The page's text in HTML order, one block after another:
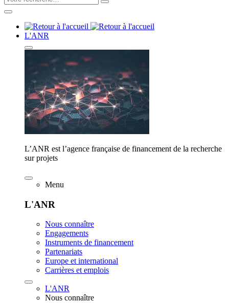
L'ANR
L’ANR est l’agence française de financement de la recherche
sur projets
Menu
L'ANR
Nous connaître
Engagements
Instruments de financement
Partenariats
Europe et international
Carrières et emplois
L'ANR
Nous connaître